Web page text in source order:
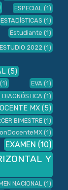
ESPECIAL (1)
ESTADÍSTICAS (1)
Estudiante (1)
ESTUDIO 2022 (1)
(5)
(1) EVA (1)
DIAGNÓSTICA (1)
MX (5)
BIMESTRE (1)
(1)
EXAMEN (10)
Y
NACIONAL (1)